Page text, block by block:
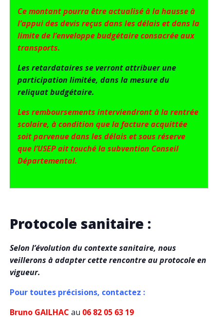
Ce montant pourra être actualisé à la hausse à
l’appui des devis reçus dans les délais et dans la
limite de l’enveloppe budgétaire consacrée aux
transports.
Les retardataires se verront attribuer une
participation limitée, dans la mesure du
reliquat budgétaire.
Les remboursements interviendront à la rentrée
scolaire, à condition que la facture acquittée
soit parvenue dans les délais et sous réserve
que l’USEP ait touché la subvention Conseil
Départemental.
Protocole sanitaire :
Selon l’évolution du contexte sanitaire, nous
veillerons à adapter cette rencontre au protocole en
vigueur.
Pour toutes précisions, contactez :
Bruno GAILHAC au 06 82 05 63 19